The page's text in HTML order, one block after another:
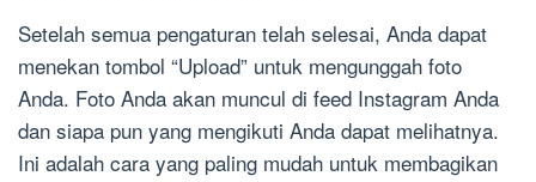
Setelah semua pengaturan telah selesai, Anda dapat
menekan tombol “Upload” untuk mengunggah foto
Anda. Foto Anda akan muncul di feed Instagram Anda
dan siapa pun yang mengikuti Anda dapat melihatnya.
Ini adalah cara yang paling mudah untuk membagikan